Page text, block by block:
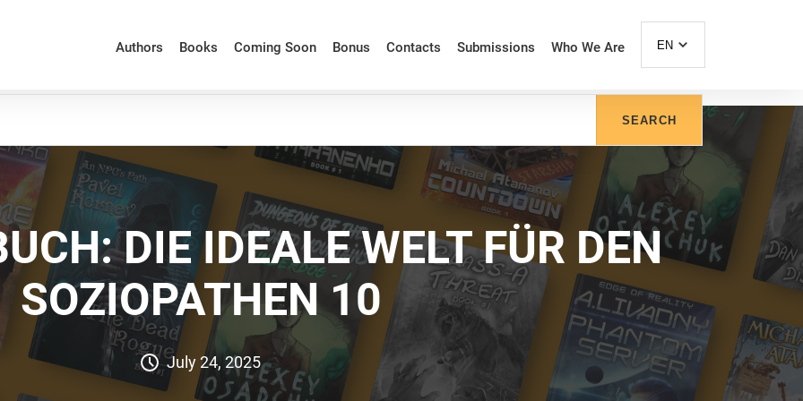
Authors Books Coming Soon Bonus Contacts Submissions Who We Are EN
SEARCH
DIE IDEALE WELT FÜR DEN
SOZIOPATHEN 10
July 24, 2025